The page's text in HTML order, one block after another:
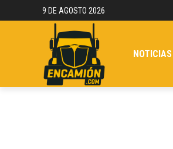
9 DE AGOSTO 2026
NOTICIAS